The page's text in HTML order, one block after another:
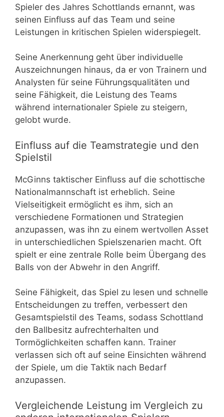
Spieler des Jahres Schottlands ernannt, was
seinen Einfluss auf das Team und seine
Leistungen in kritischen Spielen widerspiegelt.
Seine Anerkennung geht über individuelle
Auszeichnungen hinaus, da er von Trainern und
Analysten für seine Führungsqualitäten und
seine Fähigkeit, die Leistung des Teams
während internationaler Spiele zu steigern,
gelobt wurde.
Einfluss auf die Teamstrategie und den
Spielstil
McGinns taktischer Einfluss auf die schottische
Nationalmannschaft ist erheblich. Seine
Vielseitigkeit ermöglicht es ihm, sich an
verschiedene Formationen und Strategien
anzupassen, was ihn zu einem wertvollen Asset
in unterschiedlichen Spielszenarien macht. Oft
spielt er eine zentrale Rolle beim Übergang des
Balls von der Abwehr in den Angriff.
Seine Fähigkeit, das Spiel zu lesen und schnelle
Entscheidungen zu treffen, verbessert den
Gesamtspielstil des Teams, sodass Schottland
den Ballbesitz aufrechterhalten und
Tormöglichkeiten schaffen kann. Trainer
verlassen sich oft auf seine Einsichten während
der Spiele, um die Taktik nach Bedarf
anzupassen.
Vergleichende Leistung im Vergleich zu